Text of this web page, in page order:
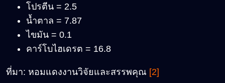
โปรตีน = 2.5
น้ำตาล = 7.87
ไขมัน = 0.1
คาร์โบไฮเดรต = 16.8
ที่มา: หอมแดงงานวิจัยและสรรพคุณ [2]